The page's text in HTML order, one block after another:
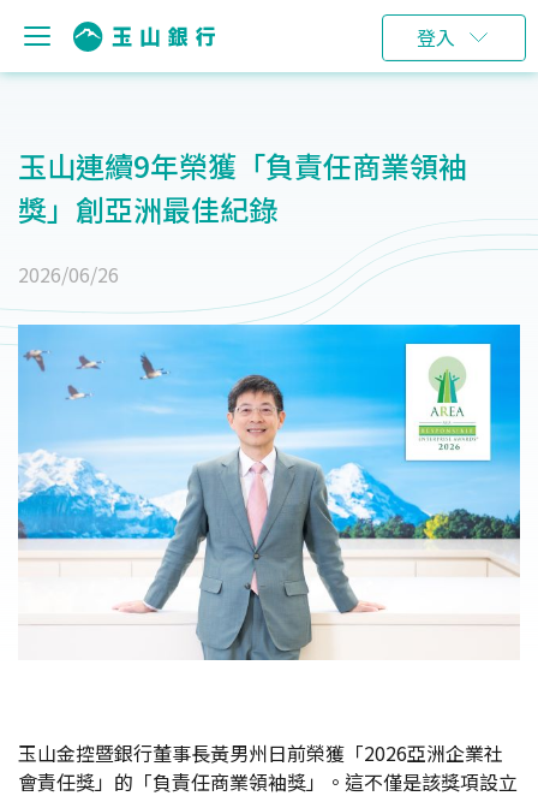
登入
玉山連續9年榮獲「負責任商業領袖
獎」創亞洲最佳紀錄
2026/06/26
玉山金控暨銀行董事長黃男州日前榮獲「2026亞洲企業社
會責任獎」的「負責任商業領袖獎」。這不僅是該獎項設立